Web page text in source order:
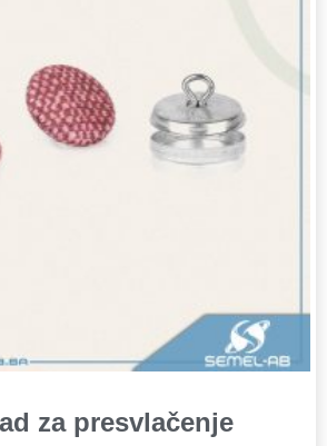
za presvlačenje